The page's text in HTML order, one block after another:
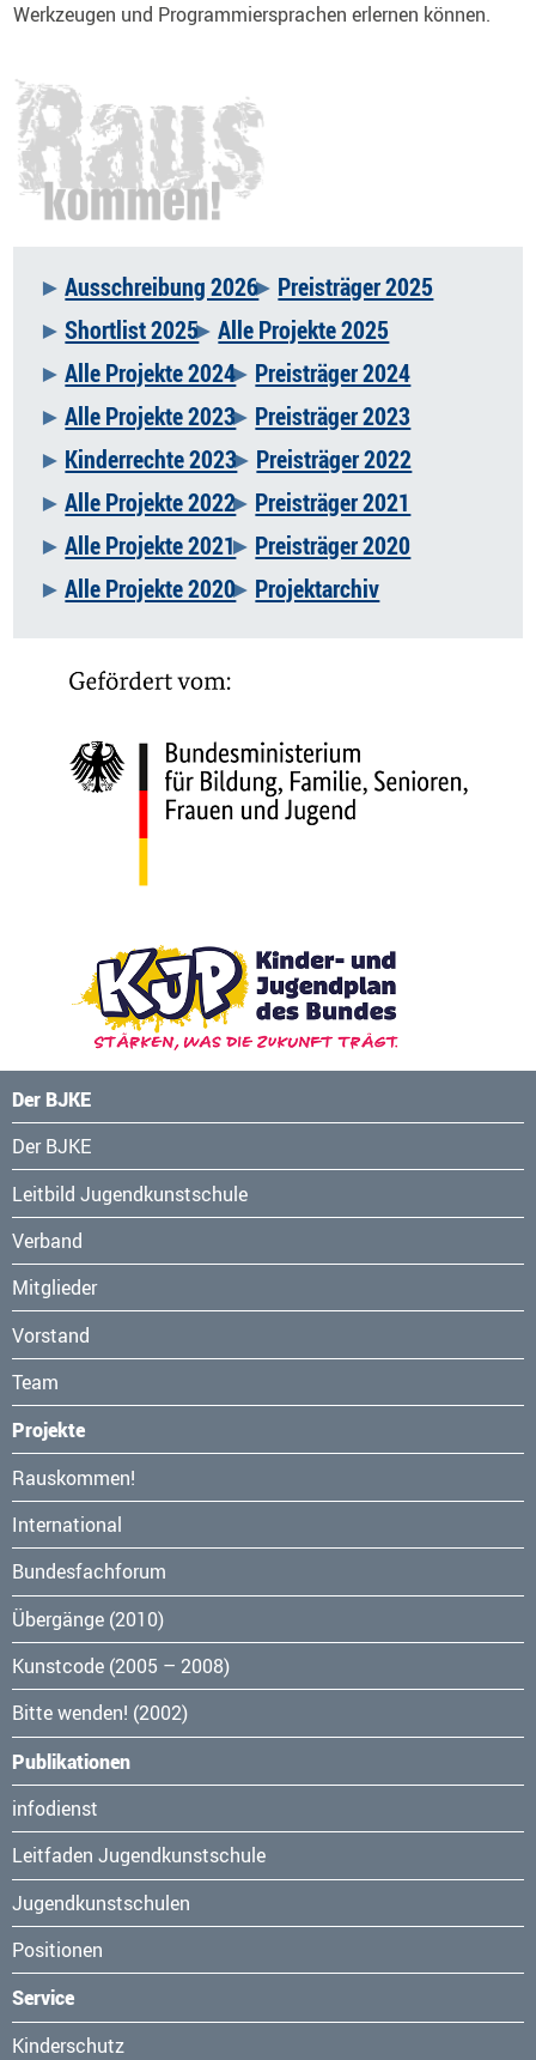
Werkzeugen und Programmiersprachen erlernen können.
Navigation
überspringen
Ausschreibung 2026
Preisträger 2025
Shortlist 2025 Alle Projekte 2025
Alle Projekte 2024
Preisträger 2024
Alle Projekte 2023
Preisträger 2023
Kinderrechte 2023
Preisträger 2022
Alle Projekte 2022
Preisträger 2021
Alle Projekte 2021
Preisträger 2020
Alle Projekte 2020
Projektarchiv
Der BJKE
Navigation
überspringen
Der BJKE
Leitbild Jugendkunstschule
Verband
Mitglieder
Vorstand
Team
Projekte
Navigation
überspringen
Rauskommen!
International
Bundesfachforum
Übergänge (2010)
Kunstcode (2005 – 2008)
Bitte wenden! (2002)
Publikationen
Navigation
überspringen
infodienst
Leitfaden Jugendkunstschule
Jugendkunstschulen
Positionen
Service
Navigation
Kinderschutz